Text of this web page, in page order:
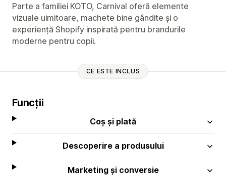
Parte a familiei KOTO, Carnival oferă elemente
vizuale uimitoare, machete bine gândite și o
experiență Shopify inspirată pentru brandurile
moderne pentru copii.
CE ESTE INCLUS
Funcții
Coș și plată
Descoperire a produsului
Marketing și conversie